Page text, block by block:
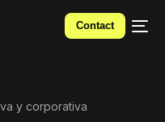
Contact
y corporativa